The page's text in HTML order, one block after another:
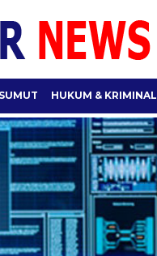
SUMUT HUKUM & KRIMINAL